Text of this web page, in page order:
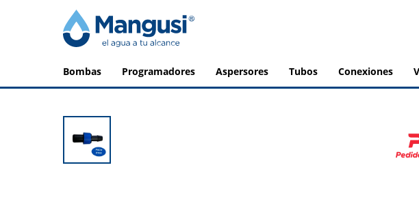
bombas programadores aspersores tubos conexiones